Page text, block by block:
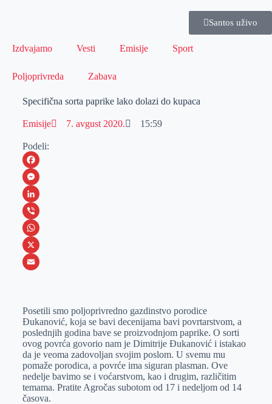
Santos uživo
Izdvajamo Vesti Emisije Sport
Poljoprivreda Zabava
Specifična sorta paprike lako dolazi do kupaca
Emisije 7. avgust 2020. 15:59
Podeli:
F
a
c
e
b
o
M
e
s
s
e
e
r
L
i
n
k
I
n
V
i
b
W
h
s
A
p
p
X
a
i
l
Posetili smo poljoprivredno gazdinstvo porodice
Đukanović, koja se bavi decenijama bavi povrtarstvom, a
poslednjih godina bave se proizvodnjom paprike. O sorti
ovog povrća govorio nam je Dimitrije Đukanović i istakao
da je veoma zadovoljan svojim poslom. U svemu mu
pomaže porodica, a povrće ima siguran plasman. Ove
nedelje bavimo se i voćarstvom, kao i drugim, različitim
temama. Pratite Agročas subotom od 17 i nedeljom od 14
časova.